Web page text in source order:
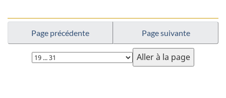
:
Page précédente Page suivante
Choisissez
la